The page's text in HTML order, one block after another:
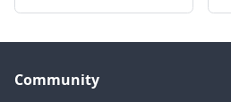
Community